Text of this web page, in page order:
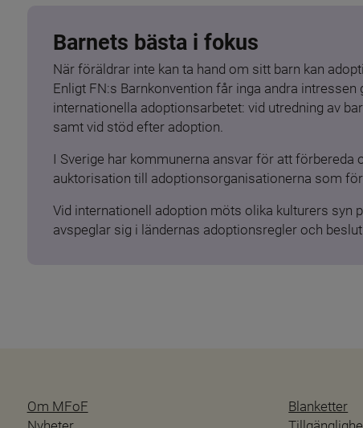
Barnets bästa i fokus
När föräldrar inte kan ta hand om sitt barn kan
Enligt FN:s Barnkonvention får inga andra
internationella adoptionsarbetet: vid utredning av
samt vid stöd efter adoption.
I Sverige har kommunerna ansvar för att
auktorisation till adoptionsorganisationerna som
Vid internationell adoption möts olika kulturers syn
avspeglar sig i ländernas adoptionsregler och
Om MFoF
Blanketter